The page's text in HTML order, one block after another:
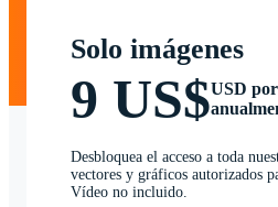
Solo imágenes
9 US$USD
Desbloquea el acceso a toda
vectores y gráficos autorizados
Vídeo no incluido.